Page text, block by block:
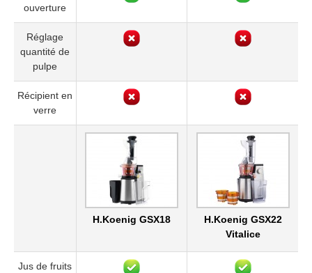
ouverture
Réglage
quantité de
pulpe
Récipient en
verre
H.Koenig GSX18
H.Koenig GSX22
Vitalice
Jus de fruits